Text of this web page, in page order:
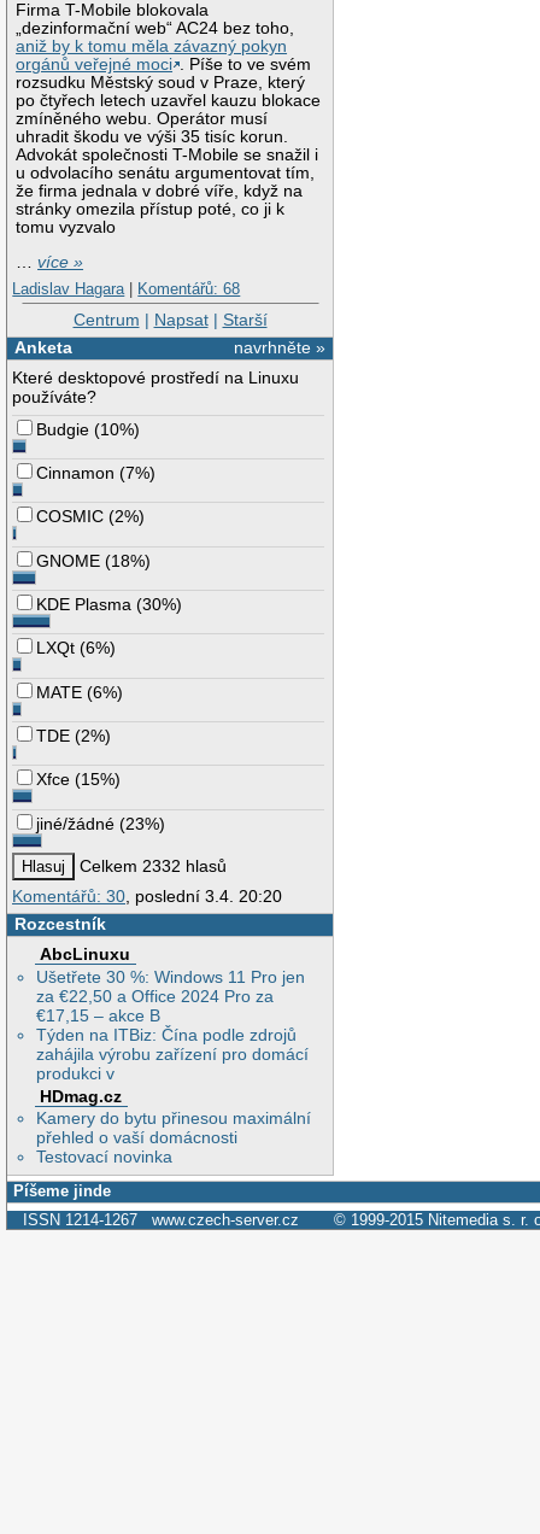
Firma T-Mobile blokovala
„dezinformační web“ AC24 bez toho,
aniž by k tomu měla závazný pokyn
orgánů veřejné moci . Píše to ve svém
rozsudku Městský soud v Praze, který
po čtyřech letech uzavřel kauzu blokace
zmíněného webu. Operátor musí
uhradit škodu ve výši 35 tisíc korun.
Advokát společnosti T-Mobile se snažil i
u odvolacího senátu argumentovat tím,
že firma jednala v dobré víře, když na
stránky omezila přístup poté, co ji k
tomu vyzvalo
…více »
Ladislav Hagara | Komentářů: 68
Centrum | Napsat| Starší
navrhněte »
Anketa
Které desktopové prostředí na Linuxu
používáte?
Budgie (10%)
Cinnamon (7%)
COSMIC (2%)
GNOME (18%)
KDE Plasma (30%)
LXQt (6%)
MATE (6%)
TDE (2%)
Xfce (15%)
jiné/žádné (23%)
Celkem 2332 hlasů
Komentářů: 30, poslední 3.4. 20:20
Rozcestník
AbcLinuxu
Ušetřete 30 %: Windows 11 Pro jen
za €22,50 a Office 2024 Pro za
€17,15 – akce B
Týden na ITBiz: Čína podle zdrojů
zahájila výrobu zařízení pro domácí
produkci v
HDmag.cz
Kamery do bytu přinesou maximální
přehled o vaší domácnosti
Testovací novinka
Píšeme jinde
ISSN 1214-1267 www.czech-server.cz © 1999-2015 Nitemedia s. r.